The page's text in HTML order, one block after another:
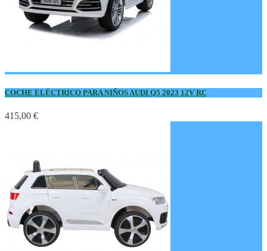
COCHE ELÉCTRICO PARA NIÑOS AUDI Q5 2023 12V RC
415,00 €